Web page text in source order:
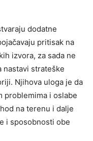
dodatne
pritisak na
izvora, za sada ne
nastavi strateške
Njihova uloga je da
problemima i oslabe
na terenu i dalje
i sposobnosti obe